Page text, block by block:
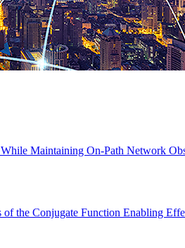
Maintaining On-Path Network
of the Conjugate Function Enabling